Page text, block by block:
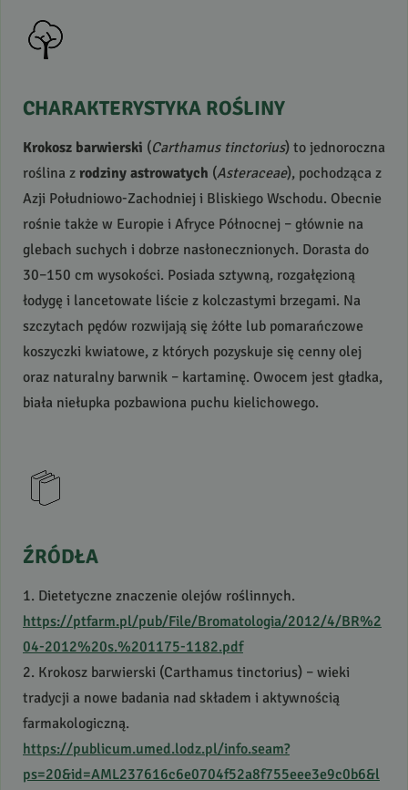
CHARAKTERYSTYKA ROŚLINY
Krokosz barwierski (Carthamus tinctorius) to jednoroczna
roślina z rodziny astrowatych (Asteraceae), pochodząca z
Azji Południowo-Zachodniej i Bliskiego Wschodu. Obecnie
rośnie także w Europie i Afryce Północnej – głównie na
glebach suchych i dobrze nasłonecznionych. Dorasta do
30–150 cm wysokości. Posiada sztywną, rozgałęzioną
łodygę i lancetowate liście z kolczastymi brzegami. Na
szczytach pędów rozwijają się żółte lub pomarańczowe
koszyczki kwiatowe, z których pozyskuje się cenny olej
oraz naturalny barwnik – kartaminę. Owocem jest gładka,
biała niełupka pozbawiona puchu kielichowego.
ŹRÓDŁA
1. Dietetyczne znaczenie olejów roślinnych.
https://ptfarm.pl/pub/File/Bromatologia/2012/4/BR%2
04-2012%20s.%201175-1182.pdf
2. Krokosz barwierski (Carthamus tinctorius) – wieki
tradycji a nowe badania nad składem i aktywnością
farmakologiczną.
https://publicum.umed.lodz.pl/info.seam?
ps=20&id=AML237616c6e0704f52a8f755eee3e9c0b6&l